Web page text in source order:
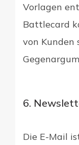
Vorlagen
Battlecard
von Kunden
6.
Die E-Mail